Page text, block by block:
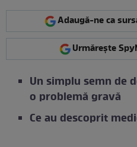
Adaugă-ne ca
Urmărește
Un simplu semn de
o problemă gravă
Ce au descoprit